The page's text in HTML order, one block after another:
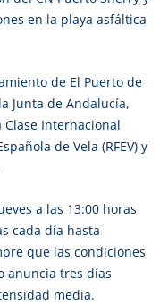
en la playa asfáltica
de El Puerto de
Junta de Andalucía,
Clase Internacional
de Vela (RFEV) y
a las 13:00 horas
cada día hasta
que las condiciones
anuncia tres días
media.